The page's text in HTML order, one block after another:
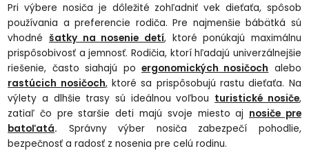
Pri výbere nosiča je dôležité zohľadniť vek dieťaťa, spôsob
používania a preferencie rodiča. Pre najmenšie bábätká sú
vhodné šatky na nosenie detí, ktoré ponúkajú maximálnu
prispôsobivosť a jemnosť. Rodičia, ktorí hľadajú univerzálnejšie
riešenie, často siahajú po ergonomických nosičoch alebo
rastúcich nosičoch,ktoré sa prispôsobujú rastu dieťaťa. Na
výlety a dlhšie trasy sú ideálnou voľbou turistické nosiče,
zatiaľ čo pre staršie deti majú svoje miesto aj nosiče pre
batoľatá. Správny výber nosiča zabezpečí pohodlie,
bezpečnosť a radosť z nosenia pre celú rodinu.